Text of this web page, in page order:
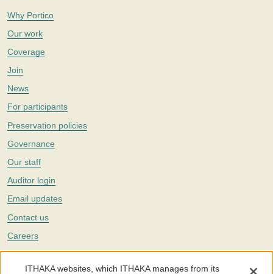
Why Portico
Our work
Coverage
Join
News
For participants
Preservation policies
Governance
Our staff
Auditor login
Email updates
Contact us
Careers
Twitter
ITHAKA websites, which ITHAKA manages from its